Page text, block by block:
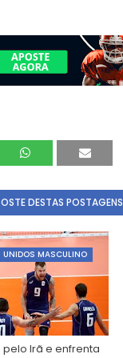
DESTAS POSTAGENS
UNIDOS MASCULINO
Irã e enfrenta